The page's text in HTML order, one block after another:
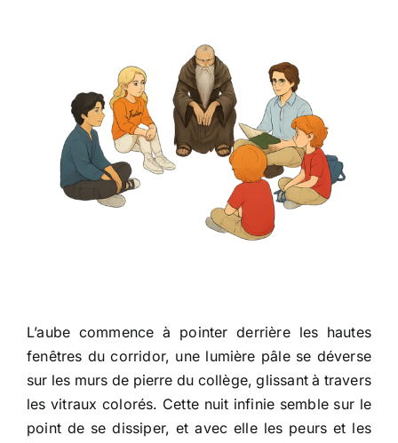
L’aube commence à pointer derrière les hautes
fenêtres du corridor, une lumière pâle se déverse
sur les murs de pierre du collège, glissant à travers
les vitraux colorés. Cette nuit infinie semble sur le
point de se dissiper, et avec elle les peurs et les